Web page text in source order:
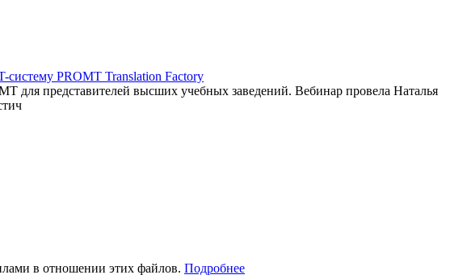
систему PROMT Translation Factory
для представителей высших учебных заведений. Вебинар провела Наталья
в отношении этих файлов. Подробнее